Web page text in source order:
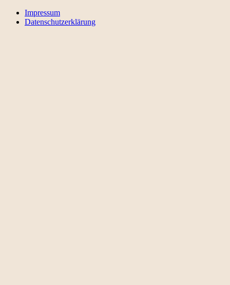
Impressum
Datenschutzerklärung